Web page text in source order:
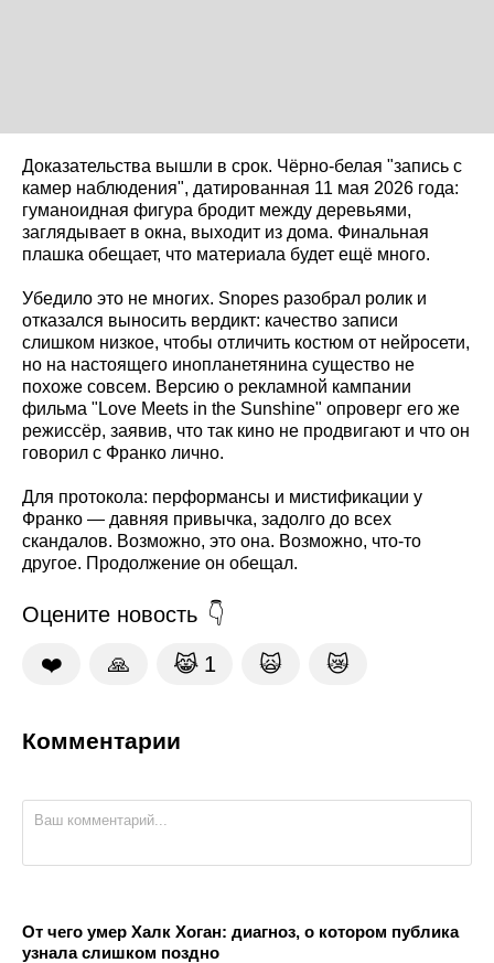
Доказательства вышли в срок. Чёрно-белая "запись с
камер наблюдения", датированная 11 мая 2026 года:
гуманоидная фигура бродит между деревьями,
заглядывает в окна, выходит из дома. Финальная
плашка обещает, что материала будет ещё много.
Убедило это не многих. Snopes разобрал ролик и
отказался выносить вердикт: качество записи
слишком низкое, чтобы отличить костюм от нейросети,
но на настоящего инопланетянина существо не
похоже совсем. Версию о рекламной кампании
фильма "Love Meets in the Sunshine" опроверг его же
режиссёр, заявив, что так кино не продвигают и что он
говорил с Франко лично.
Для протокола: перформансы и мистификации у
Франко — давняя привычка, задолго до всех
скандалов. Возможно, это она. Возможно, что-то
другое. Продолжение он обещал.
Оцените новость
❤️ 🙏 😹 1 🙀 😿
Комментарии
От чего умер Халк Хоган: диагноз, о котором публика
узнала слишком поздно